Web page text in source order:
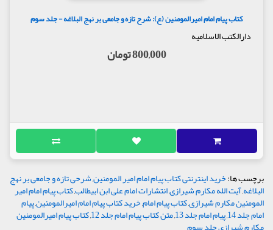
کتاب پیام امام امیرالمومنین (ع): شرح تازه و جامعی بر نهج البلاغه - جلد سوم
دارالکتب الاسلامیه
800,000 تومان
برچسب ها:خرید اینترنتی کتاب پیام امام امیر المومنین,شرحی تازه و جامعی بر نهج
البلاغه,آیت الله مکارم شیرازی,انتشارات امام علی ابن ابیطالب,کتاب پیام امام امیر
المومنین مکارم شیرازی,کتاب پیام امام,خرید کتاب پیام امام امیرالمومنین,پیام
امام جلد 14 ,پیام امام جلد 13 ,متن کتاب پیام امام جلد 12 ,کتاب پیام امیرالمومنین